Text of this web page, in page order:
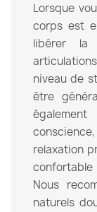
Lorsque
corps est
libérer la
niveau de
être
relaxation
Nous
naturels